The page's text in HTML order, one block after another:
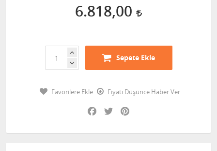
6.818,00
Sepete Ekle
Favorilere Ekle
Fiyatı Düşünce Haber Ver
Facebook
Twitter